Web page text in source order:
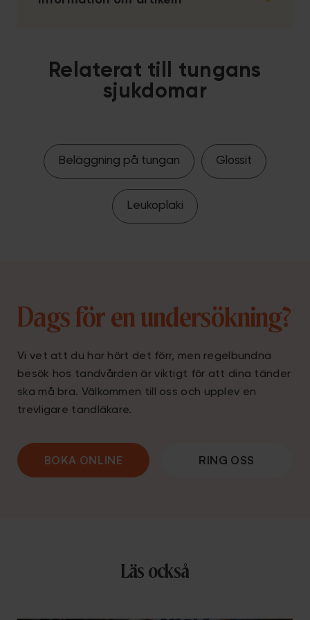
Relaterat till tungans
sjukdomar
Beläggning på tungan Glossit
Leukoplaki
Dags för en undersökning?
Vi vet att du har hört det förr, men regelbundna
besök hos tandvården är viktigt för att dina tänder
ska må bra. Välkommen till oss och upplev en
trevligare tandläkare.
BOKA ONLINE RING OSS
Läs också